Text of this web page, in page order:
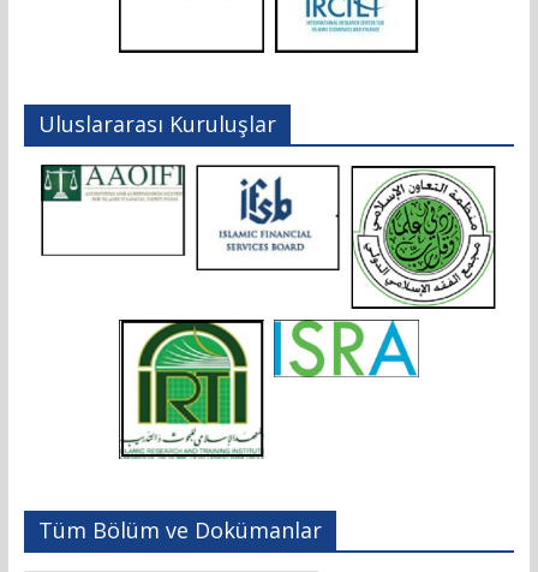
Uluslararası Kuruluşlar
Tüm Bölüm ve Dokümanlar